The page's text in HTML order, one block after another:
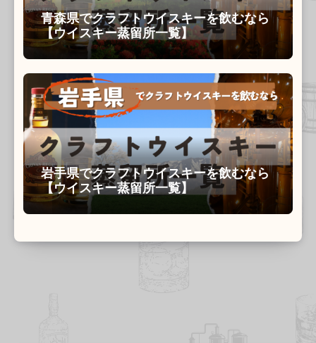
青森県でクラフトウイスキーを飲むなら
【ウイスキー蒸留所一覧】
岩手県でクラフトウイスキーを飲むなら
【ウイスキー蒸留所一覧】